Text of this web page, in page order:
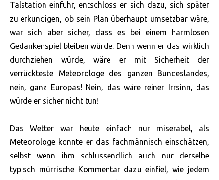
Talstation einfuhr, entschloss er sich dazu, sich später
zu erkundigen, ob sein Plan überhaupt umsetzbar wäre,
war sich aber sicher, dass es bei einem harmlosen
Gedankenspiel bleiben würde. Denn wenn er das wirklich
durchziehen würde, wäre er mit Sicherheit der
verrückteste Meteorologe des ganzen Bundeslandes,
nein, ganz Europas! Nein, das wäre reiner Irrsinn, das
würde er sicher nicht tun!
Das Wetter war heute einfach nur miserabel, als
Meteorologe konnte er das fachmännisch einschätzen,
selbst wenn ihm schlussendlich auch nur derselbe
typisch mürrische Kommentar dazu einfiel, wie jedem